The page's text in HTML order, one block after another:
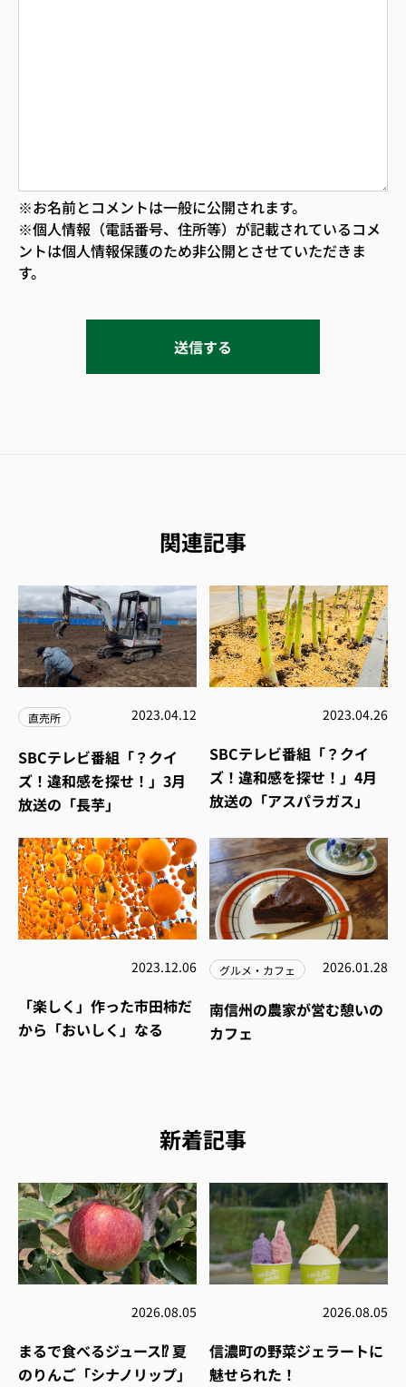
※お名前とコメントは一般に公開されます。
※個人情報（電話番号、住所等）が記載されているコメ
ントは個人情報保護のため非公開とさせていただきま
す。
関連記事
直売所 2023.04.12
SBCテレビ番組「？クイ
ズ！違和感を探せ！」3月
放送の「長芋」
2023.04.26
SBCテレビ番組「？クイ
ズ！違和感を探せ！」4月
放送の「アスパラガス」
2023.12.06
「楽しく」作った市田柿だ
から「おいしく」なる
グルメ・カフェ 2026.01.28
南信州の農家が営む憩いの
カフェ
新着記事
2026.08.05
まるで食べるジュース⁉︎ 夏
のりんご「シナノリップ」
2026.08.05
信濃町の野菜ジェラートに
魅せられた！